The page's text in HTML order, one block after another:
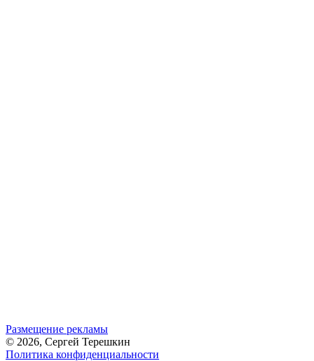
Размещение рекламы
© 2026, Сергей Терешкин
Политика конфиденциальности